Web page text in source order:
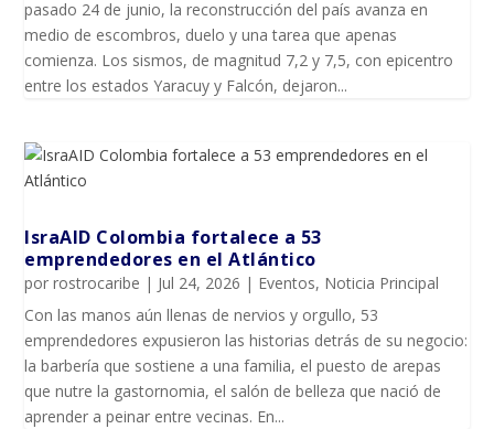
pasado 24 de junio, la reconstrucción del país avanza en
medio de escombros, duelo y una tarea que apenas
comienza. Los sismos, de magnitud 7,2 y 7,5, con epicentro
entre los estados Yaracuy y Falcón, dejaron...
IsraAID Colombia fortalece a 53
emprendedores en el Atlántico
porrostrocaribe | Jul 24, 2026 | Eventos, Noticia Principal
Con las manos aún llenas de nervios y orgullo, 53
emprendedores expusieron las historias detrás de su negocio:
la barbería que sostiene a una familia, el puesto de arepas
que nutre la gastornomia, el salón de belleza que nació de
aprender a peinar entre vecinas. En...